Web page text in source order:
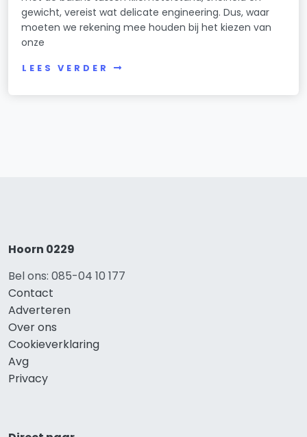
gewicht, vereist wat delicate engineering. Dus, waar
moeten we rekening mee houden bij het kiezen van
onze
LEES VERDER
Hoorn 0229
Bel ons: 085-04 10 177
Contact
Adverteren
Over ons
Cookieverklaring
Avg
Privacy